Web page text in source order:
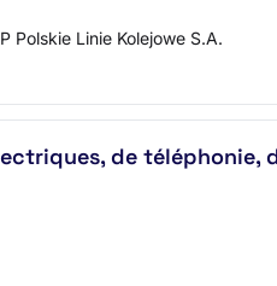
Polskie Linie Kolejowe S.A.
de téléphonie,